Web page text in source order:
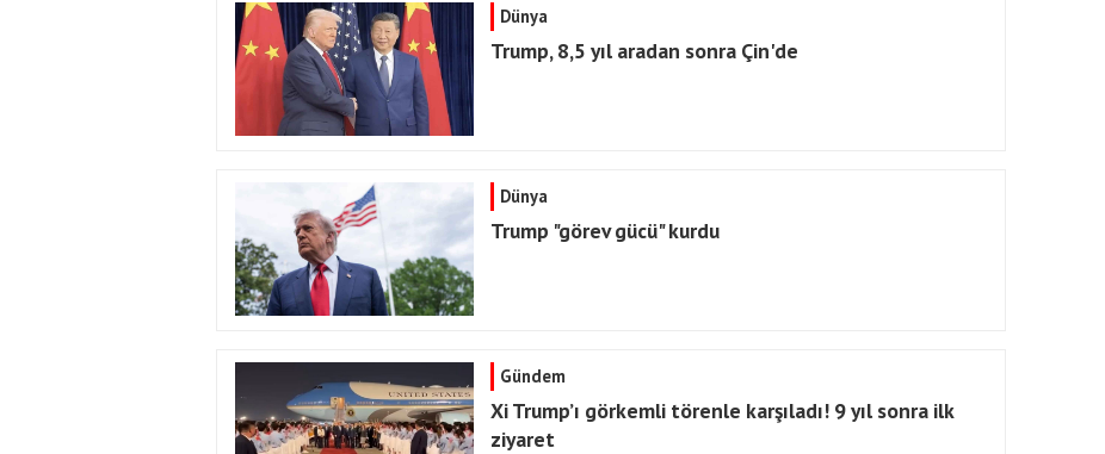
Dünya
Trump, 8,5 yıl aradan sonra Çin'de
Dünya
Trump "görev gücü" kurdu
Gündem
Xi Trump’ı görkemli törenle karşıladı! 9 yıl sonra ilk
ziyaret